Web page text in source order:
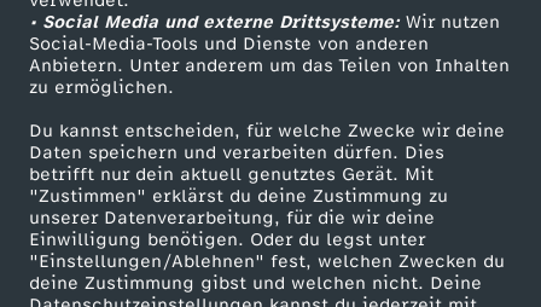
• Social Media und externe Drittsysteme:Wir nutzen
Social-Media-Tools und Dienste von anderen
Anbietern. Unter anderem um das Teilen von Inhalten
zu ermöglichen.
Du kannst entscheiden, für welche Zwecke wir deine
Daten speichern und verarbeiten dürfen. Dies
betrifft nur dein aktuell genutztes Gerät. Mit
"Zustimmen" erklärst du deine Zustimmung zu
unserer Datenverarbeitung, für die wir deine
Einwilligung benötigen. Oder du legst unter
"Einstellungen/Ablehnen" fest, welchen Zwecken du
deine Zustimmung gibst und welchen nicht. Deine
ü
n
e
T
e
ZDF Unternehmen
Karriere
ZDF goes Schule
Werbefernsehen
Mainzelmännchen